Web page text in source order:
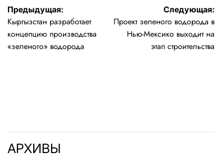
Навигация
по
записям
Предыдущая:
Кыргызстан разработает
концепцию производства
«зеленого» водорода
Следующая:
Проект зеленого водорода в
Нью-Мексико выходит на
этап строительства
АРХИВЫ